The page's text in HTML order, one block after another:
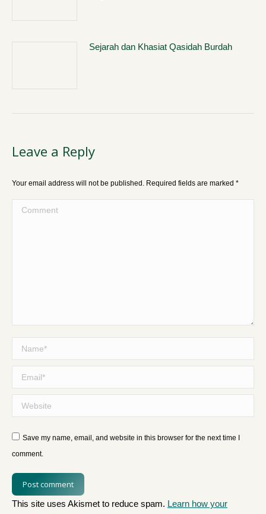
Sejarah dan Khasiat Qasidah Burdah
Leave a Reply
Your email address will not be published. Required fields are marked *
Comment
Name *
Email *
Website
Save my name, email, and website in this browser for the next time I
comment.
Post comment
This site uses Akismet to reduce spam. Learn how your